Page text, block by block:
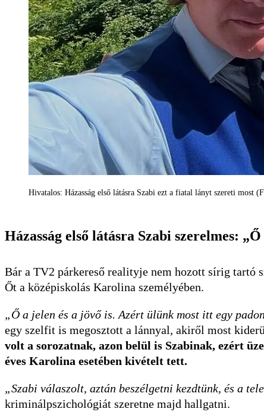
Hivatalos: Házasság első látásra Szabi ezt a fiatal lányt szereti most
Házasság első látásra Szabi szerelmes:
Bár a TV2 párkereső realityje nem hozott sírig tartó
Őt a középiskolás Karolina személyében.
„Ő a jelen és a jövő is. Azért ülünk most itt egy
egy szelfit is megosztott a lánnyal, akiről most
volt a sorozatnak, azon belül is Szabinak, ezért
éves Karolina esetében kivételt tett.
„Szabi válaszolt, aztán beszélgetni kezdtünk, és a
kriminálpszichológiát szeretne majd hallgatni.